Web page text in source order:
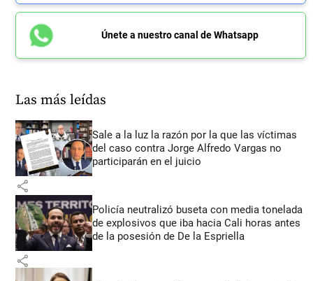
Únete a nuestro canal de Whatsapp
Las más leídas
Sale a la luz la razón por la que las víctimas
del caso contra Jorge Alfredo Vargas no
participarán en el juicio
share
Policía neutralizó buseta con media tonelada
de explosivos que iba hacia Cali horas antes
de la posesión de De la Espriella
share